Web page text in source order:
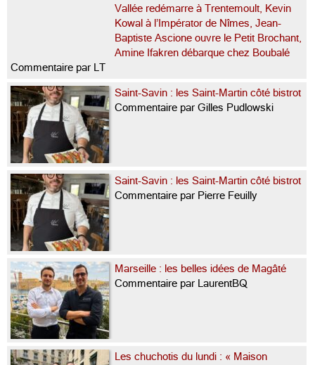
Vallée redémarre à Trentemoult, Kevin
Kowal à l’Impérator de Nîmes, Jean-
Baptiste Ascione ouvre le Petit Brochant,
Amine Ifakren débarque chez Boubalé
Commentaire par LT
Saint-Savin : les Saint-Martin côté bistrot
Commentaire par Gilles Pudlowski
Saint-Savin : les Saint-Martin côté bistrot
Commentaire par Pierre Feuilly
Marseille : les belles idées de Magâté
Commentaire par LaurentBQ
Les chuchotis du lundi : « Maison